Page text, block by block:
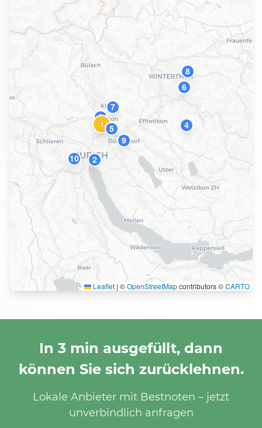
1
2
3
4
5
6
7
8
9
10
Leaflet | ©OpenStreetMapcontributors ©CARTO
In 3 min ausgefüllt, dann
können Sie sich zurücklehnen.
Lokale Anbieter mit Bestnoten – jetzt
unverbindlich anfragen